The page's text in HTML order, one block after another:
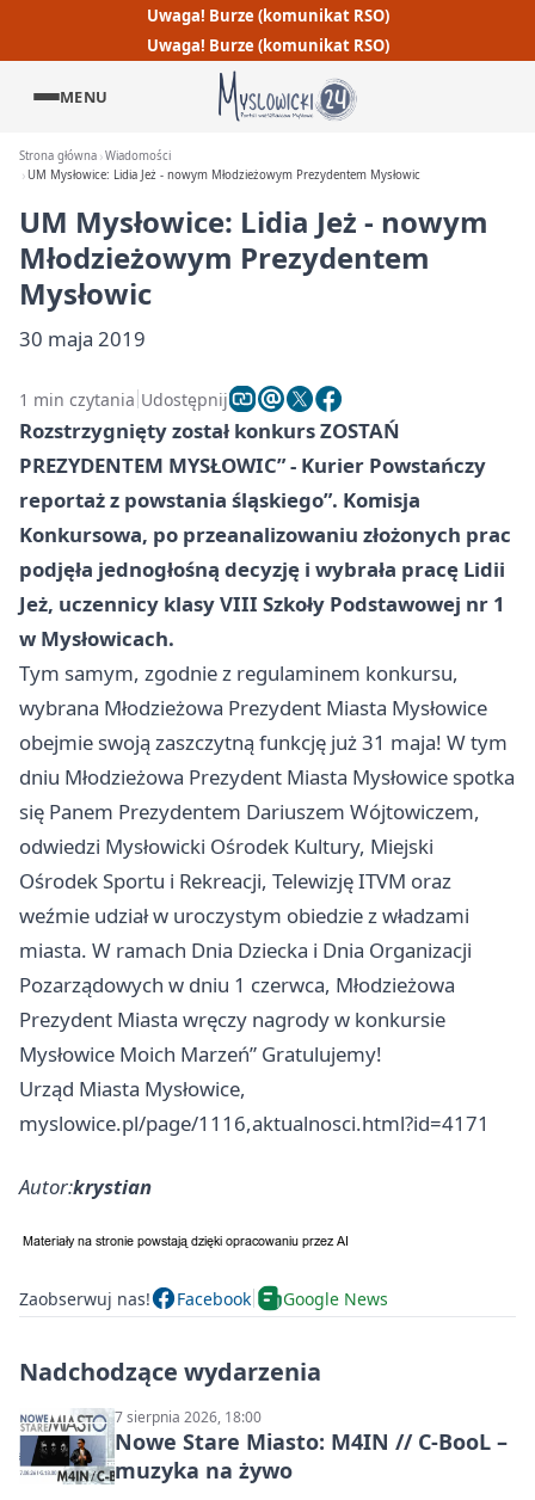
Uwaga! Burze (komunikat RSO)
Uwaga! Burze (komunikat RSO)
MENU
Strona główna Wiadomości
UM Mysłowice: Lidia Jeż - nowym Młodzieżowym Prezydentem Mysłowic
UM Mysłowice: Lidia Jeż - nowym
Młodzieżowym Prezydentem
Mysłowic
30 maja 2019
1 min czytania Udostępnij
Rozstrzygnięty został konkurs ZOSTAŃ
PREZYDENTEM MYSŁOWIC” - Kurier Powstańczy
reportaż z powstania śląskiego”. Komisja
Konkursowa, po przeanalizowaniu złożonych prac
podjęła jednogłośną decyzję i wybrała pracę Lidii
Jeż, uczennicy klasy VIII Szkoły Podstawowej nr 1
w Mysłowicach.
Tym samym, zgodnie z regulaminem konkursu,
wybrana Młodzieżowa Prezydent Miasta Mysłowice
obejmie swoją zaszczytną funkcję już 31 maja! W tym
dniu Młodzieżowa Prezydent Miasta Mysłowice spotka
się Panem Prezydentem Dariuszem Wójtowiczem,
odwiedzi Mysłowicki Ośrodek Kultury, Miejski
Ośrodek Sportu i Rekreacji, Telewizję ITVM oraz
weźmie udział w uroczystym obiedzie z władzami
miasta. W ramach Dnia Dziecka i Dnia Organizacji
Pozarządowych w dniu 1 czerwca, Młodzieżowa
Prezydent Miasta wręczy nagrody w konkursie
Mysłowice Moich Marzeń” Gratulujemy!
Urząd Miasta Mysłowice,
myslowice.pl/page/1116,aktualnosci.html?id=4171
Autor:krystian
Zaobserwuj nas! Facebook Google News
Nadchodzące wydarzenia
7 sierpnia 2026, 18:00
Nowe Stare Miasto: M4IN // C-BooL –
muzyka na żywo